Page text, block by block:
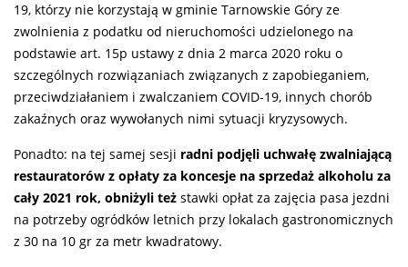
19, którzy nie korzystają w gminie Tarnowskie Góry ze
zwolnienia z podatku od nieruchomości udzielonego na
podstawie art. 15p ustawy z dnia 2 marca 2020 roku o
szczególnych rozwiązaniach związanych z zapobieganiem,
przeciwdziałaniem i zwalczaniem COVID-19, innych chorób
zakaźnych oraz wywołanych nimi sytuacji kryzysowych.
Ponadto: na tej samej sesji radni podjęli uchwałę zwalniającą
restauratorów z opłaty za koncesje na sprzedaż alkoholu za
cały 2021 rok, obniżyli też stawki opłat za zajęcia pasa jezdni
na potrzeby ogródków letnich przy lokalach gastronomicznych
z 30 na 10 gr za metr kwadratowy.